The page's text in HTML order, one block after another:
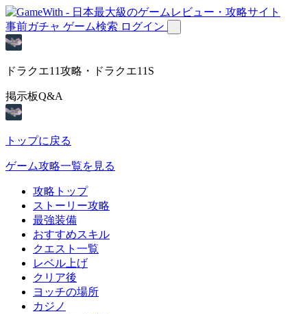
事前ガチャ ゲーム検索 ログイン
ドラクエ11攻略・ドラクエ11S
掲示板Q&A
トップに戻る
ゲーム攻略一覧を見る
攻略トップ
ストーリー攻略
最強装備
おすすめスキル
クエスト一覧
レベル上げ
クリア後
ヨッチの場所
カジノ